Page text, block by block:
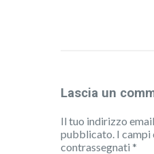
Lascia un
Il tuo indirizzo
pubblicato. I
contrassegnati *